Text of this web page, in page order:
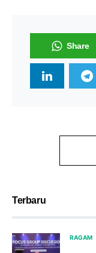
Share
Terbaru
RAGAM